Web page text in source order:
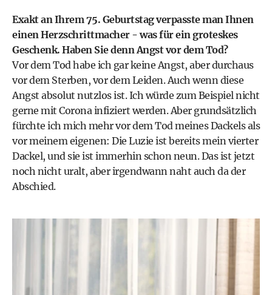
Exakt an Ihrem 75. Geburtstag verpasste man Ihnen
einen Herzschrittmacher - was für ein groteskes
Geschenk. Haben Sie denn Angst vor dem Tod?
Vor dem Tod habe ich gar keine Angst, aber durchaus
vor dem Sterben, vor dem Leiden. Auch wenn diese
Angst absolut nutzlos ist. Ich würde zum Beispiel nicht
gerne mit Corona infiziert werden. Aber grundsätzlich
fürchte ich mich mehr vor dem Tod meines Dackels als
vor meinem eigenen: Die Luzie ist bereits mein vierter
Dackel, und sie ist immerhin schon neun. Das ist jetzt
noch nicht uralt, aber irgendwann naht auch da der
Abschied.